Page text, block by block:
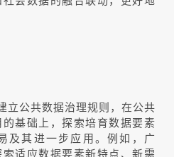
立公共数据治理规则，在公共
基础上，探索培育数据要素
及其进一步应用。例如，广
适应数据要素新特点、新需